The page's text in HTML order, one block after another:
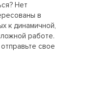
Нет
в
к динамичной,
работе.
свое